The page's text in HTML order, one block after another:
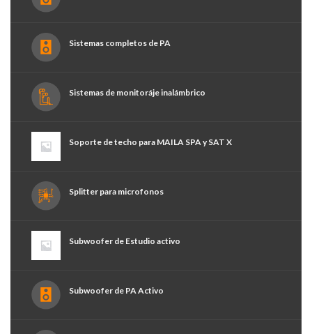
Sistemas completos de PA
Sistemas de monitoráje inalámbrico
Soporte de techo para MAILA SPA y SAT X
Splitter para microfonos
Subwoofer de Estudio activo
Subwoofer de PA Activo